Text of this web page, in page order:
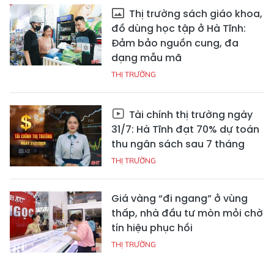
Thị trường sách giáo khoa,
đồ dùng học tập ở Hà Tĩnh:
Đảm bảo nguồn cung, đa
dạng mẫu mã
THỊ TRƯỜNG
Tài chính thị trường ngày
31/7: Hà Tĩnh đạt 70% dự toán
thu ngân sách sau 7 tháng
THỊ TRƯỜNG
Giá vàng “đi ngang” ở vùng
thấp, nhà đầu tư mòn mỏi chờ
tín hiệu phục hồi
THỊ TRƯỜNG